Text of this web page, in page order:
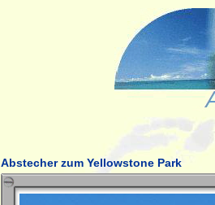
Abstecher zum Yellowstone Park